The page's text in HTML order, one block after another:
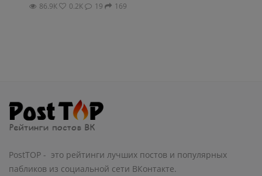
86.9К 0.2К 19 169
PostTOP - это рейтинги лучших постов и популярных
пабликов из социальной сети ВКонтакте.